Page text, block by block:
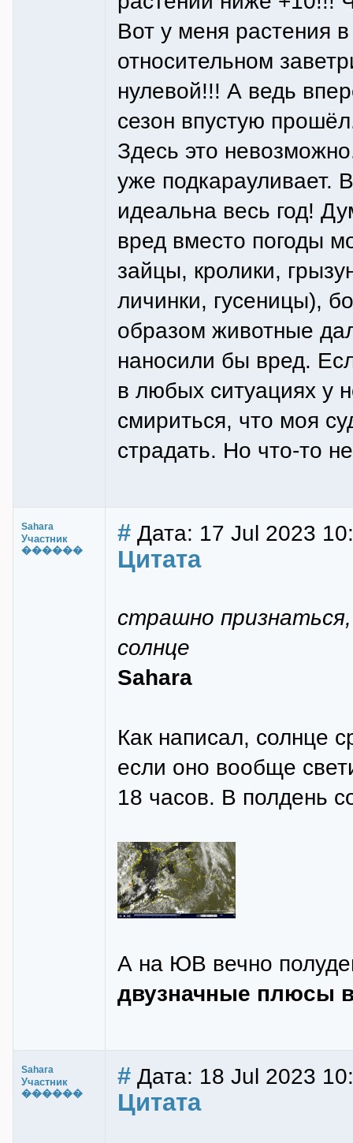
Вот у меня растения
относительном
нулевой!!! А ведь
сезон впустую
Здесь это
уже подкарауливает.
идеальна весь год!
вред вместо погоды
зайцы, кролики,
личинки, гусеницы),
образом животные
наносили бы вред.
в любых ситуациях у
смириться, что моя
страдать. Но что-то
Sahara
Участник
������
# Дата: 17 Jul 2023
Цитата
страшно
солнце
Sahara
Как написал, солнце
если оно вообще
18 часов. В полдень
А на ЮВ вечно
двузначные плюсы
Sahara
Участник
������
# Дата: 18 Jul 2023
Цитата